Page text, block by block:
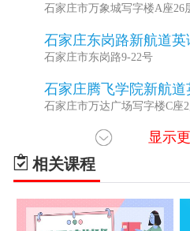
石家庄市万象城写字楼A座26
石家庄东岗路新航道英
石家庄市东岗路9-22号
石家庄腾飞学院新航道
石家庄市万达广场写字楼C座
石家庄万达航道英语培
石家庄市万达写字楼A座12层
7 石家庄市建设北大街
石家庄市建设北大街26-1号
显示
相关课程